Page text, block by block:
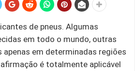
de pneus. Algumas
em todo o mundo, outras
apenas em determinadas regiões
é totalmente aplicável